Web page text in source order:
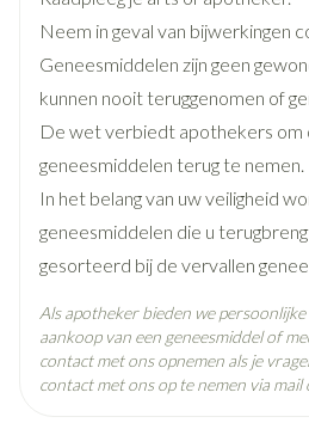
Lengte 64 mm
Diepte 15 mm
Hoeveelheid
Verpakking
4
Behoud
Neem in geval van bijwerkingen
Geneesmiddelen zijn geen
kunnen nooit teruggenomen of
De wet verbiedt apothekers om
geneesmiddelen terug te nemen.
In het belang van uw veiligheid
geneesmiddelen die u
gesorteerd bij de vervallen
Als apotheker bieden we
aankoop van een geneesmiddel of
contact met ons opnemen als je
contact met ons op te nemen via mail